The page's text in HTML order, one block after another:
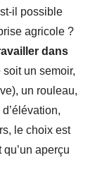
il possible
agricole ?
dans
soit un semoir,
un rouleau,
le choix est
aperçu